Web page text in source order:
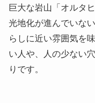
巨大な岩山「オルタ
光地化が進んでいな
らしに近い雰囲気を
い人や、人の少ない
りです。